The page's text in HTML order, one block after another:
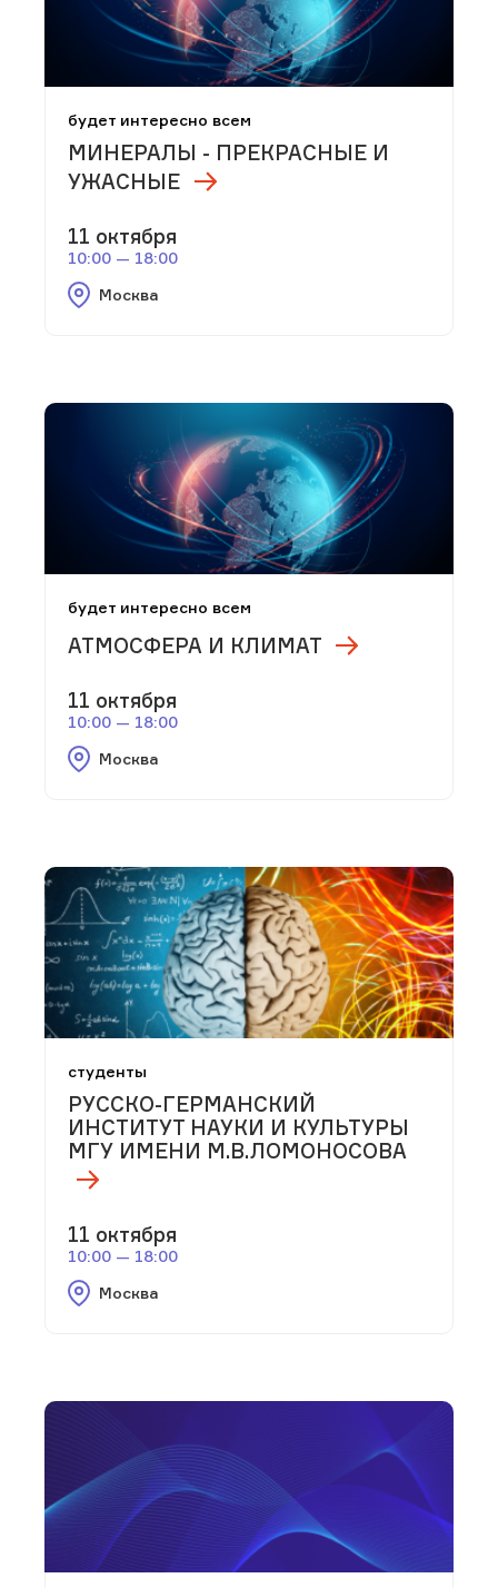
будет интересно всем
МИНЕРАЛЫ - ПРЕКРАСНЫЕ И
УЖАСНЫЕ
11 октября
10:00 — 18:00
Москва
будет интересно всем
АТМОСФЕРА И КЛИМАТ
11 октября
10:00 — 18:00
Москва
студенты
РУССКО-ГЕРМАНСКИЙ
ИНСТИТУТ НАУКИ И КУЛЬТУРЫ
МГУ ИМЕНИ М.В.ЛОМОНОСОВА
11 октября
10:00 — 18:00
Москва